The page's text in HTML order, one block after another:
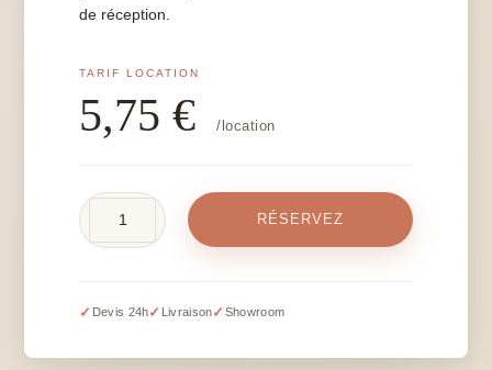
de réception.
5,75€ /location
H
cm
RÉSERVEZ
✓ Devis 24h✓ Livraison✓ Showroom